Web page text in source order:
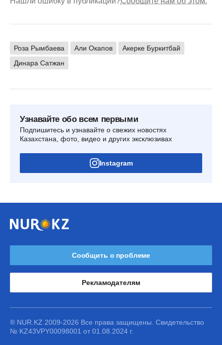
Роза Рымбаева Али Окапов
Акерке Буркитбай
Динара Сатжан
Узнавайте обо всем первыми
Подпишитесь и узнавайте о свежих новостях
Казахстана, фото, видео и других эксклюзивах
Instagram
Сообщить о проблеме
Рекламодателям
® NUR.KZ 2009-2026 Все права защищены. Свидетельство
№ KZ43VPY00098001 от 01.08.2024 г.